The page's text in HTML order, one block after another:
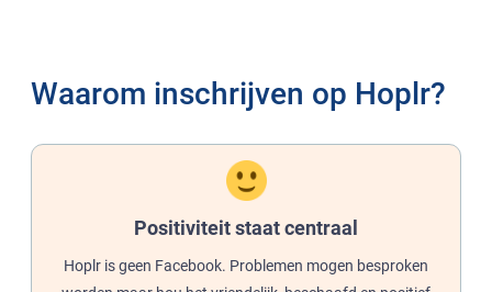
Waarom inschrijven op Hoplr?
Positiviteit staat centraal
Hoplr is geen Facebook. Problemen mogen besproken